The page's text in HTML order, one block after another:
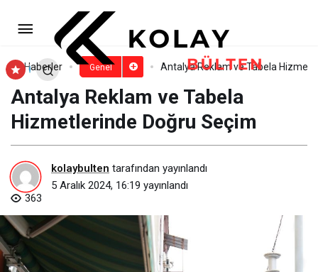
Haberler Genel Antalya Reklam ve Tabela
Antalya Reklam ve Tabela
Hizmetlerinde Doğru Seçim
kolaybulten tarafından yayınlandı
5 Aralık 2024, 16:19 yayınlandı
363
Güvenlik ve Estetiği Bir Araya
Getiren Jiletli Teller
Yorum Yap Paylaş